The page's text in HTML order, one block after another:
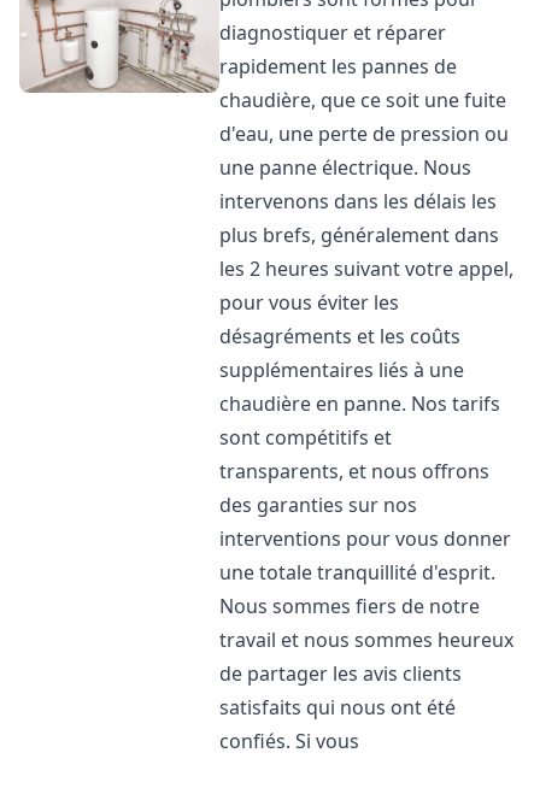
diagnostiquer et réparer
rapidement les pannes de
chaudière, que ce soit une fuite
d'eau, une perte de pression ou
une panne électrique. Nous
intervenons dans les délais les
plus brefs, généralement dans
les 2 heures suivant votre appel,
pour vous éviter les
désagréments et les coûts
supplémentaires liés à une
chaudière en panne. Nos tarifs
sont compétitifs et
transparents, et nous offrons
des garanties sur nos
interventions pour vous donner
une totale tranquillité d'esprit.
Nous sommes fiers de notre
travail et nous sommes heureux
de partager les avis clients
satisfaits qui nous ont été
confiés. Si vous